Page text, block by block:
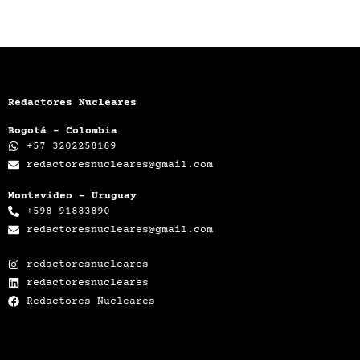
Redactores Nucleares
Bogotá - Colombia
+57 3202258189
redactoresnucleares@gmail.com
Montevideo - Uruguay
+598 91883890
redactoresnucleares@gmail.com
redactoresnucleares
redactoresnucleares
Redactores Nucleares